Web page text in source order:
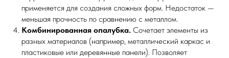
применяется для создания сложных форм. Недостаток —
меньшая прочность по сравнению с металлом.
Комбинированная опалубка. Сочетает элементы из
разных материалов (например, металлический каркас и
пластиковые или деревянные панели). Позволяет